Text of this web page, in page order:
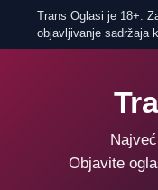
Trans Oglasi je 18+.
objavljivanje sadržaja
Objavite